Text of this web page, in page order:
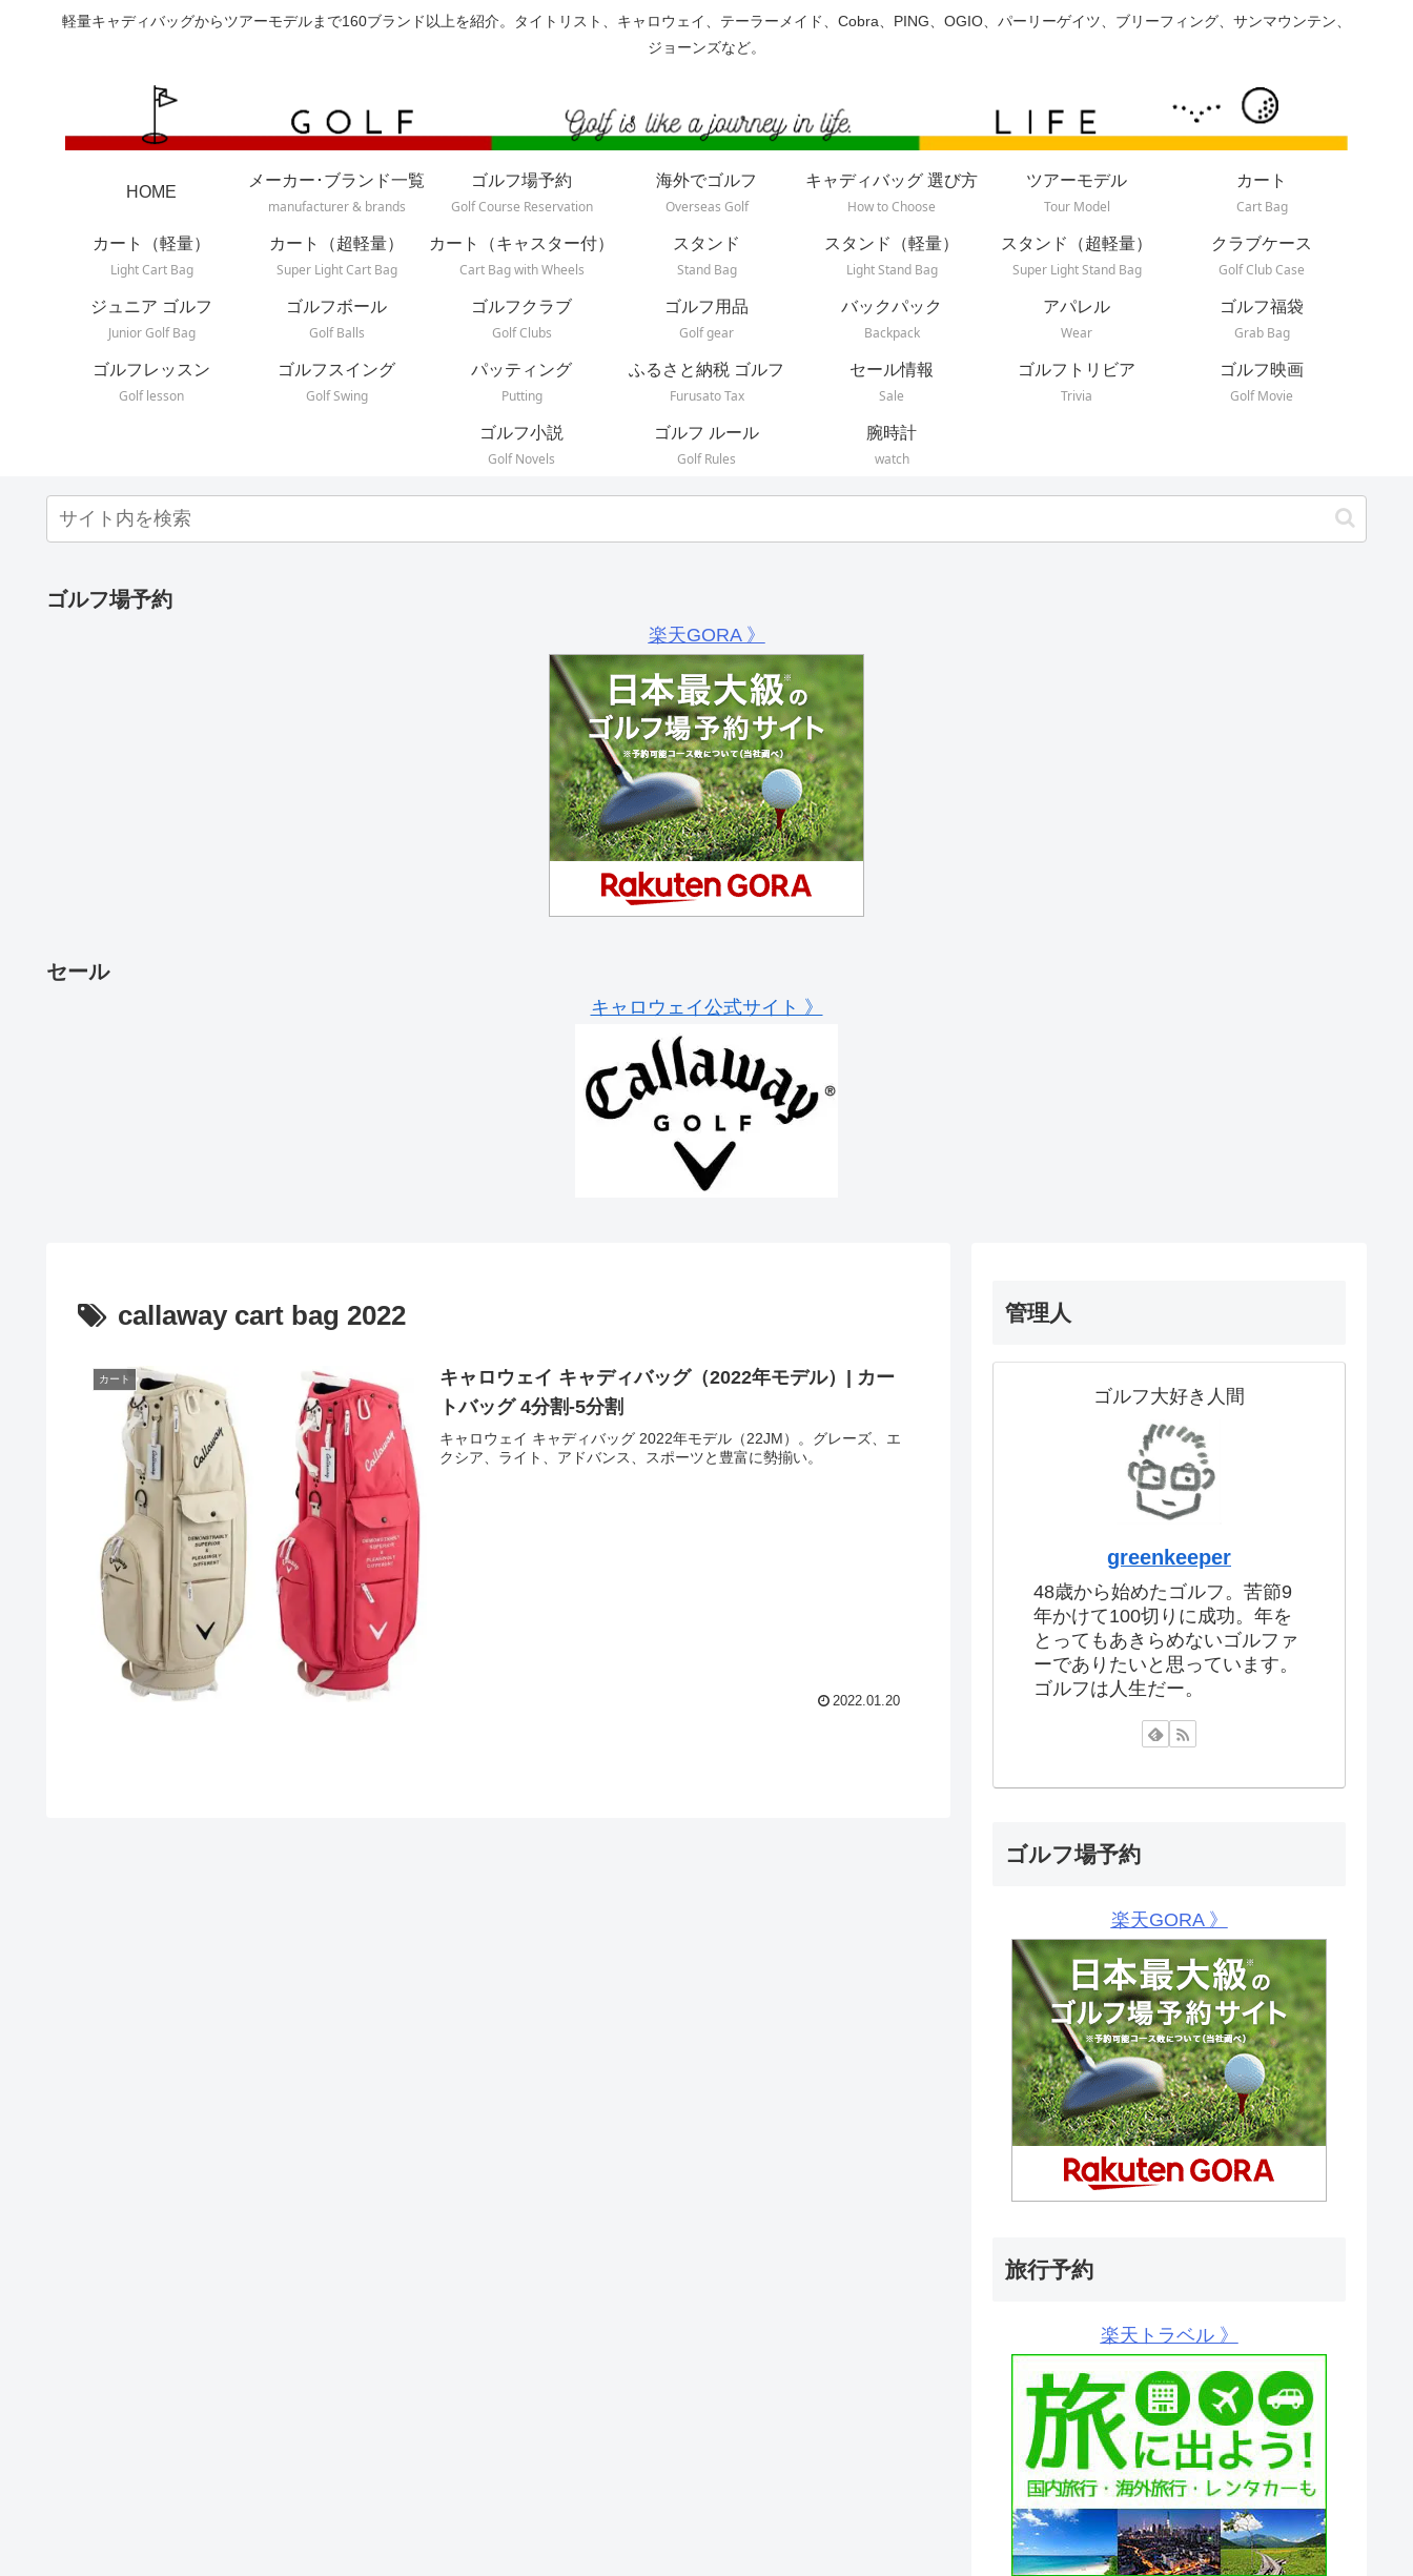
軽量キャディバッグからツアーモデルまで160ブランド以上を紹介。タイトリスト、キャロウェイ、テーラーメイド、Cobra、PING、OGIO、パーリーゲイツ、ブリーフィング、サンマウンテン、
ジョーンズなど。
HOME
メーカー･ブランド一覧
manufacturer & brands
ゴルフ場予約
Golf Course Reservation
海外でゴルフ
Overseas Golf
キャディバッグ 選び方
How to Choose
ツアーモデル
Tour Model
カート
Cart Bag
カート（軽量）
Light Cart Bag
カート（超軽量）
Super Light Cart Bag
カート（キャスター付）
Cart Bag with Wheels
スタンド
Stand Bag
スタンド（軽量）
Light Stand Bag
スタンド（超軽量）
Super Light Stand Bag
クラブケース
Golf Club Case
ジュニア ゴルフ
Junior Golf Bag
ゴルフボール
Golf Balls
ゴルフクラブ
Golf Clubs
ゴルフ用品
Golf gear
バックパック
Backpack
アパレル
Wear
ゴルフ福袋
Grab Bag
ゴルフレッスン
Golf lesson
ゴルフスイング
Golf Swing
パッティング
Putting
ふるさと納税 ゴルフ
Furusato Tax
セール情報
Sale
ゴルフトリビア
Trivia
ゴルフ映画
Golf Movie
ゴルフ小説
Golf Novels
ゴルフ ルール
Golf Rules
腕時計
watch
ゴルフ場予約
楽天GORA 》
セール
キャロウェイ公式サイト 》
callaway cart bag 2022
カート
キャロウェイ キャディバッグ（2022年モデル）| カー
トバッグ 4分割-5分割
キャロウェイ キャディバッグ 2022年モデル（22JM）。グレーズ、エ
クシア、ライト、アドバンス、スポーツと豊富に勢揃い。
2022.01.20
管理人
ゴルフ大好き人間
greenkeeper
48歳から始めたゴルフ。苦節9
年かけて100切りに成功。年を
とってもあきらめないゴルファ
ーでありたいと思っています。
ゴルフは人生だー。
ゴルフ場予約
楽天GORA 》
旅行予約
楽天トラベル 》